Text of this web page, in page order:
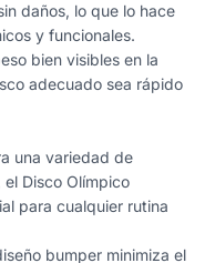
daños, lo que lo hace
y funcionales.
bien visibles en la
adecuado sea rápido
una variedad de
Disco Olímpico
para cualquier rutina
bumper minimiza el